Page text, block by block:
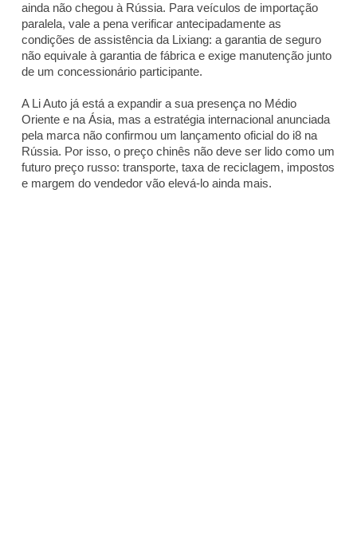
ainda não chegou à Rússia. Para veículos de importação
paralela, vale a pena verificar antecipadamente as
condições de assistência da Lixiang: a garantia de seguro
não equivale à garantia de fábrica e exige manutenção junto
de um concessionário participante.
A Li Auto já está a expandir a sua presença no Médio
Oriente e na Ásia, mas a estratégia internacional anunciada
pela marca não confirmou um lançamento oficial do i8 na
Rússia. Por isso, o preço chinês não deve ser lido como um
futuro preço russo: transporte, taxa de reciclagem, impostos
e margem do vendedor vão elevá-lo ainda mais.